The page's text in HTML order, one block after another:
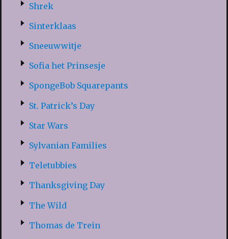
Shrek
Sinterklaas
Sneeuwwitje
Sofia het Prinsesje
SpongeBob Squarepants
St. Patrick’s Day
Star Wars
Sylvanian Families
Teletubbies
Thanksgiving Day
The Wild
Thomas de Trein